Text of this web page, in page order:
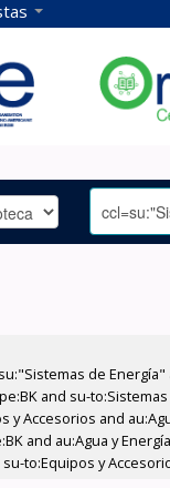
de Energía"
and su-
y Accesorios and
and au:Agua y
to:Equipos y